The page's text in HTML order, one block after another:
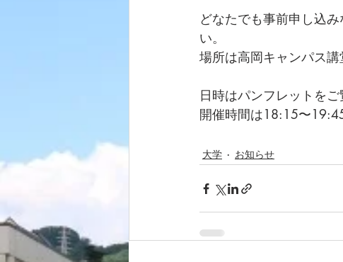
どなたでも事前申し込
い。
場所は高岡キャンパス講
日時はパンフレットをご
開催時間は18:15〜
大学 お知らせ